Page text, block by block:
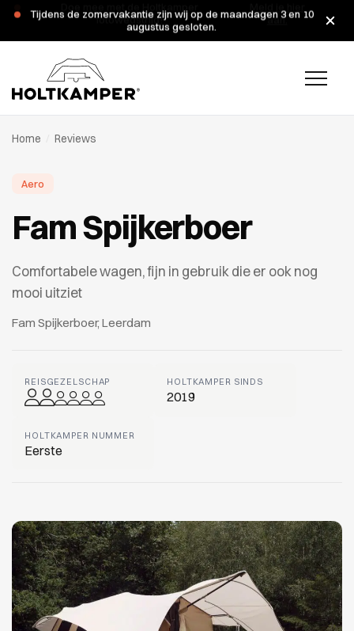
fotowedstrijd! aan.
Tijdens de zomervakantie zijn wij op de maandagen 3 en 10
augustus gesloten.
Home Reviews
Aero
Fam Spijkerboer
Comfortabele wagen, fijn in gebruik die er ook nog
mooi uitziet
Fam Spijkerboer, Leerdam
REISGEZELSCHAP HOLTKAMPER SINDS
2019
HOLTKAMPER NUMMER
Eerste